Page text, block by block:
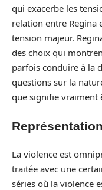
qui exacerbe les
relation entre Regina
tension majeur.
des choix qui
parfois conduire à la
questions sur la
que signifie vraiment
La violence est
traitée avec une
séries où la violence